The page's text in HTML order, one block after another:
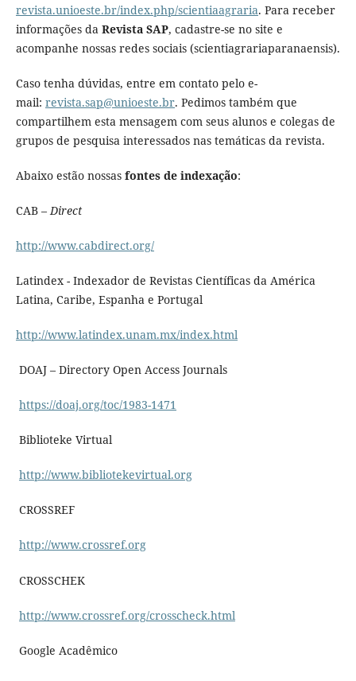
revista.unioeste.br/index.php/scientiaagraria. Para receber
informações daRevista SAP, cadastre-se no site e
acompanhe nossas redes sociais (scientiagrariaparanaensis).
Caso tenha dúvidas, entre em contato pelo e-
mail: revista.sap@unioeste.br. Pedimos também que
compartilhem esta mensagem com seus alunos e colegas de
grupos de pesquisa interessados nas temáticas da revista.
Abaixo estão nossas fontes de indexação:
CAB –Direct
http://www.cabdirect.org/
Latindex - Indexador de Revistas Científicas da América
Latina, Caribe, Espanha e Portugal
http://www.latindex.unam.mx/index.html
DOAJ – Directory Open Access Journals
https://doaj.org/toc/1983-1471
Biblioteke Virtual
http://www.bibliotekevirtual.org
CROSSREF
http://www.crossref.org
CROSSCHEK
http://www.crossref.org/crosscheck.html
Google Acadêmico